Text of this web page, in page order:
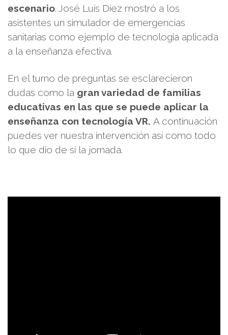
escenario. José Luís Díez mostró a los
asistentes un simulador de emergencias
sanitarias como ejemplo de tecnología aplicada
a la enseñanza efectiva.
En el turno de preguntas se esclarecieron
dudas como la gran variedad de familias
educativas en las que se puede aplicar la
enseñanza con tecnología VR. A continuación
puedes ver nuestra intervención así como todo
lo que dio de sí la jornada.